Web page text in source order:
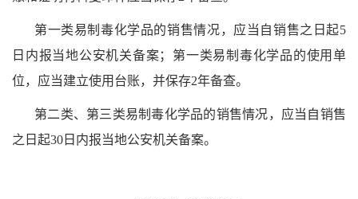
第一类易制毒化学品的销售情况，应当自销售之日起5
日内报当地公安机关备案；第一类易制毒化学品的使用单
位，应当建立使用台账，并保存2年备查。
第二类、第三类易制毒化学品的销售情况，应当自销售
之日起30日内报当地公安机关备案。